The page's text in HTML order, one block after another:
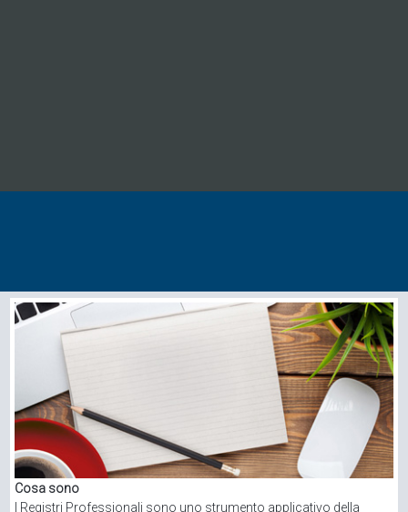
Cosa sono
I Registri Professionali sono uno strumento applicativo della